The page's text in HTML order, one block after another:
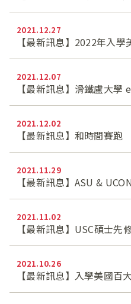
2021.12.27
【最新訊息】2022年入
2021.12.07
【最新訊息】滑鐵盧大學
2021.12.02
【最新訊息】和時間賽跑
2021.11.29
【最新訊息】ASU &
2021.11.02
【最新訊息】USC碩士先
2021.10.26
【最新訊息】入學美國百